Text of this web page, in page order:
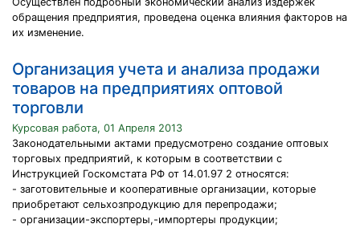
обращения предприятия, проведена оценка влияния факторов на
их изменение.
Организация учета и анализа продажи
товаров на предприятиях оптовой
торговли
Курсовая работа, 01 Апреля 2013
Законодательными актами предусмотрено создание оптовых
торговых предприятий, к которым в соответствии с
Инструкцией Госкомстата РФ от 14.01.97 2 относятся:
- заготовительные и кооперативные организации, которые
приобретают сельхозпродукцию для перепродажи;
- организации-экспортеры,-импортеры продукции;